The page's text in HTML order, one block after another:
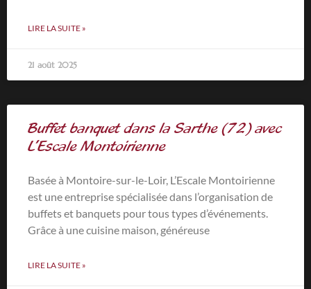
LIRE LA SUITE »
21 août 2025
Buffet banquet dans la Sarthe (72) avec
L’Escale Montoirienne
Basée à Montoire-sur-le-Loir, L’Escale Montoirienne
est une entreprise spécialisée dans l’organisation de
buffets et banquets pour tous types d’événements.
Grâce à une cuisine maison, généreuse
LIRE LA SUITE »